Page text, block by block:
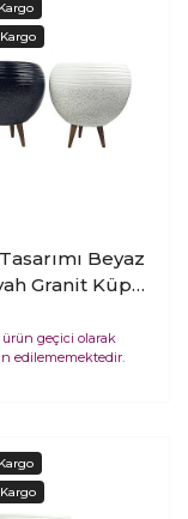
Beyaz
Granit Küp
Büyük Boy
3 Ayaklı
geçici olarak
edilememektedir.